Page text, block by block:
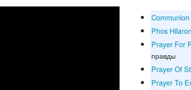
Phos Hilaron
Prayer For
правды
Prayer Of
Prayer To